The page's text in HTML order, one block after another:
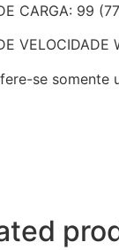
CARGA: 99
VELOCIDADE
se somente